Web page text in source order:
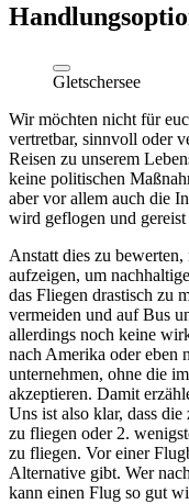
Gletschersee
Wir möchten nicht für
vertretbar, sinnvoll oder
Reisen zu unserem
keine politischen
aber vor allem auch die
wird geflogen und gereist
Anstatt dies zu
aufzeigen, um
das Fliegen drastisch zu
vermeiden und auf Bus
allerdings noch keine
nach Amerika oder eben
unternehmen, ohne die
akzeptieren. Damit
Uns ist also klar, dass
zu fliegen oder 2.
zu fliegen. Vor einer
Alternative gibt. Wer
kann einen Flug so gut